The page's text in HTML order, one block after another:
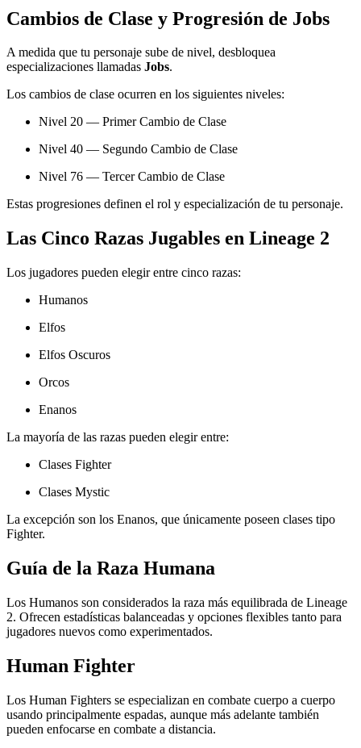
Cambios de Clase y Progresión de Jobs
A medida que tu personaje sube de nivel, desbloquea
especializaciones llamadas Jobs.
Los cambios de clase ocurren en los siguientes niveles:
Nivel 20 — Primer Cambio de Clase
Nivel 40 — Segundo Cambio de Clase
Nivel 76 — Tercer Cambio de Clase
Estas progresiones definen el rol y especialización de tu personaje.
Las Cinco Razas Jugables en Lineage 2
Los jugadores pueden elegir entre cinco razas:
Humanos
Elfos
Elfos Oscuros
Orcos
Enanos
La mayoría de las razas pueden elegir entre:
Clases Fighter
Clases Mystic
La excepción son los Enanos, que únicamente poseen clases tipo
Fighter.
Guía de la Raza Humana
Los Humanos son considerados la raza más equilibrada de Lineage
2. Ofrecen estadísticas balanceadas y opciones flexibles tanto para
jugadores nuevos como experimentados.
Human Fighter
Los Human Fighters se especializan en combate cuerpo a cuerpo
usando principalmente espadas, aunque más adelante también
pueden enfocarse en combate a distancia.